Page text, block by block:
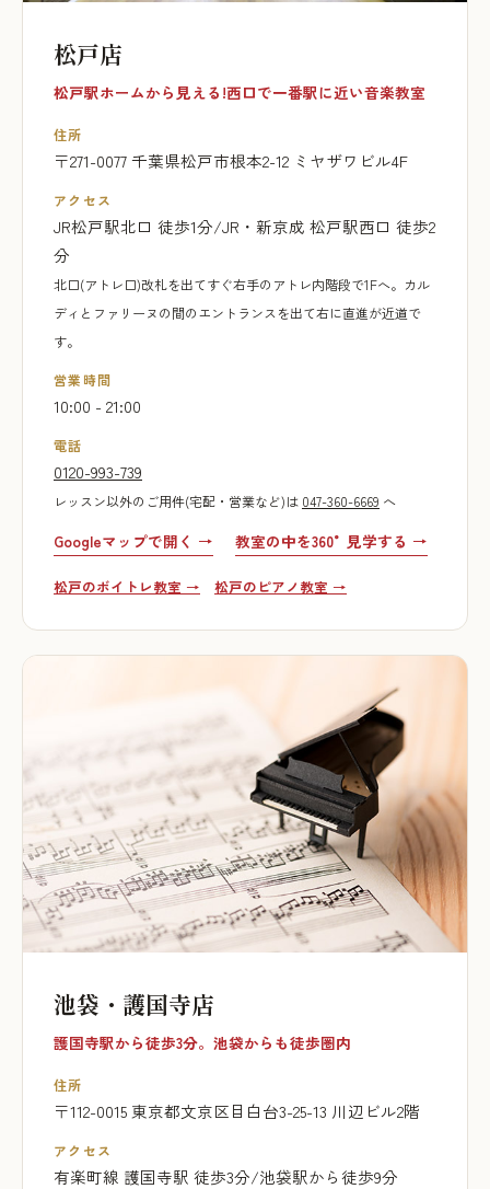
松戸店
松戸駅ホームから見える!西口で一番駅に近い音楽教室
住所
〒271-0077 千葉県松戸市根本2-12 ミヤザワビル4F
アクセス
JR松戸駅北口 徒歩1分/JR・新京成 松戸駅西口 徒歩2
分
北口(アトレ口)改札を出てすぐ右手のアトレ内階段で1Fへ。カル
ディとファリーヌの間のエントランスを出て右に直進が近道で
す。
営業時間
10:00 - 21:00
電話
0120-993-739
レッスン以外のご用件(宅配・営業など)は 047-360-6669 へ
Googleマップで開く → 教室の中を360°見学する →
松戸のボイトレ教室 → 松戸のピアノ教室 →
池袋・護国寺店
護国寺駅から徒歩3分。池袋からも徒歩圏内
住所
〒112-0015 東京都文京区目白台3-25-13 川辺ビル2階
アクセス
有楽町線 護国寺駅 徒歩3分/池袋駅から徒歩9分